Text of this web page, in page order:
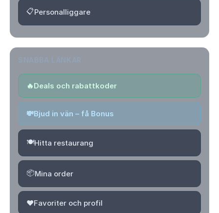
📋Personalliggare
🔥Deals och rabattkoder
💸Bjud in vän – få Bonus
🍽️Hitta restaurang
📦Mina order
❤️Favoriter och profil